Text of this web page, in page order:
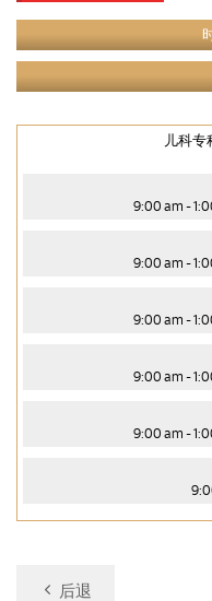
儿科专
9:00 am -
9:00 am -
9:00 am -
9:00 am -
9:00 am -
后退